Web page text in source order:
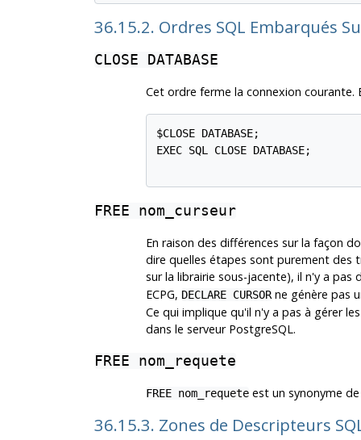
36.15.2. Ordres SQL Embarqués
CLOSE DATABASE
Cet ordre ferme la connexion
$CLOSE DATABASE;
EXEC SQL CLOSE DATABASE;
FREE nom_curseur
En raison des différences sur la façon
dire quelles étapes sont purement des
sur la librairie sous-jacente), il n'y a pas
ECPG, DECLARE CURSORne génère pas
Ce qui implique qu'il n'y a pas à gérer
dans le serveur PostgreSQL.
FREE nom_requete
FREE nom_requeteest un synonyme
36.15.3. Zones de Descripteurs